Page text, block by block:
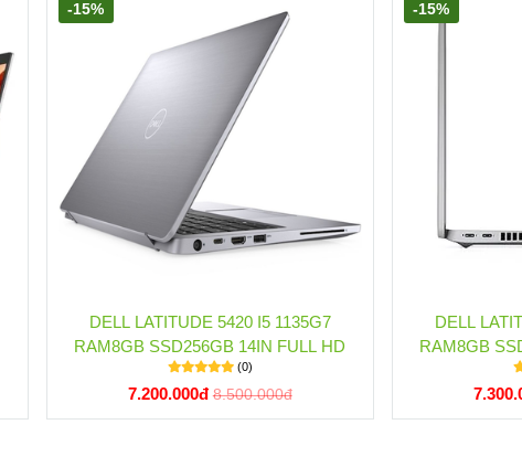
DELL LATITUDE 5420 I5 1135G7
RAM8GB SSD256GB 14IN FULL HD
(0)
7.200.000đ 8.500.000đ
-15%
DELL
RAM8GB
-15%